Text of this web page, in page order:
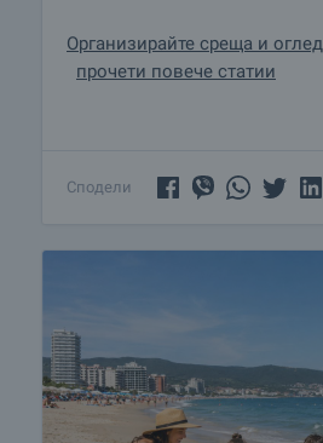
Организирайте среща и оглед
прочети повече статии
Сподели